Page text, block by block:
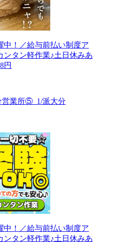
中！／給与前払い制度ア
ンタン軽作業♪土日休みあ
円
営業所⑤_1/派大分
中！／給与前払い制度ア
ンタン軽作業♪土日休みあ